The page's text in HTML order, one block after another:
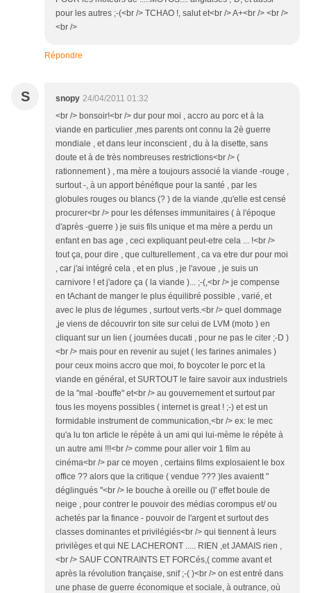
pour les autres ;-(<br /> TCHAO !, salut et<br /> A+<br /> <br />
<br />
Répondre
S snopy 24/04/2011 01:32
<br /> bonsoir!<br /> dur pour moi , accro au porc et à la
viande en particulier ,mes parents ont connu la 2è guerre
mondiale , et dans leur inconscient , du à la disette, sans
doute et à de très nombreuses restrictions<br /> (
rationnement ) , ma mère a toujours associé la viande -rouge ,
surtout -, à un apport bénéfique pour la santé , par les
globules rouges ou blancs (? ) de la viande ,qu'elle est censé
procurer<br /> pour les défenses immunitaires ( à l'époque
d'après -guerre ) je suis fils unique et ma mère a perdu un
enfant en bas age , ceci expliquant peut-etre cela ... !<br />
tout ça, pour dire , que culturellement , ca va etre dur pour moi
, car j'ai intégré cela , et en plus , je l'avoue , je suis un
carnivore ! et j'adore ça ( la viande )... ;-(,<br /> je compense
en tAchant de manger le plus équilibré possible , varié, et
avec le plus de légumes , surtout verts.<br /> quel dommage
,je viens de découvrir ton site sur celui de LVM (moto ) en
cliquant sur un lien ( journées ducati , pour ne pas le citer ;-D )
<br /> mais pour en revenir au sujet ( les farines animales )
pour ceux moins accro que moi, fo boycoter le porc et la
viande en général, et SURTOUT le faire savoir aux industriels
de la "mal -bouffe" et<br /> au gouvernement et surtout par
tous les moyens possibles ( internet is great ! ;-) et est un
formidable instrument de communication,<br /> ex: le mec
qu'a lu ton article le répète à un ami qui lui-mème le répète à
un autre ami !!!<br /> comme pour aller voir 1 film au
cinéma<br /> par ce moyen , certains films explosaient le box
office ?? alors que la critique ( vendue ??? )les avaientt "
déglingués "<br /> le bouche à oreille ou (l' effet boule de
neige , pour contrer le pouvoir des médias corompus et/ ou
achetés par la finance - pouvoir de l'argent et surtout des
classes dominantes et privilégiés<br /> qui tiennent à leurs
privilèges et qui NE LACHERONT ..... RIEN ,et JAMAIS rien ,
<br /> SAUF CONTRAINTS ET FORCés,( comme avant et
après la révolution française, snif ;-( )<br /> on est entré dans
une phase de guerre économique et sociale, à outrance, où